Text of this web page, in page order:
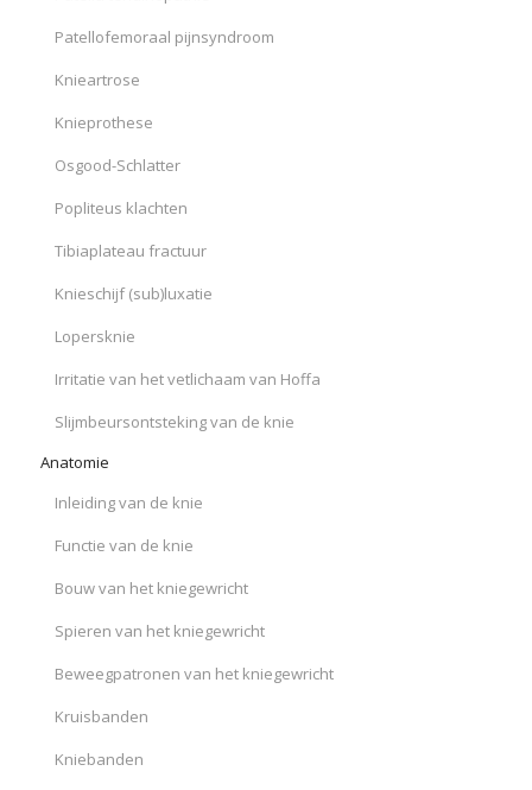
Patellofemoraal pijnsyndroom
Knieartrose
Knieprothese
Osgood-Schlatter
Popliteus klachten
Tibiaplateau fractuur
Knieschijf (sub)luxatie
Lopersknie
Irritatie van het vetlichaam van Hoffa
Slijmbeursontsteking van de knie
Anatomie
Inleiding van de knie
Functie van de knie
Bouw van het kniegewricht
Spieren van het kniegewricht
Beweegpatronen van het kniegewricht
Kruisbanden
Kniebanden